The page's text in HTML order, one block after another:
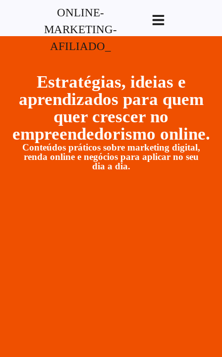
G-XVBZZCFH00pub-
5970489886047746AW-17954400846.
Estratégias, ideias e
aprendizados para quem
quer crescer no
empreendedorismo online.
Conteúdos práticos sobre marketing digital,
renda online e negócios para aplicar no seu
dia a dia.